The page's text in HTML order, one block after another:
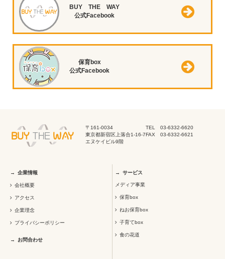
BUY THE WAY
公式Facebook
保育box
公式Facebook
〒161-0034
東京都新宿区上落合1-16-7
エヌケイビル9階
TEL 03-6332-6620
FAX 03-6332-6621
企業情報
会社概要
アクセス
企業理念
プライバシーポリシー
お問合わせ
サービス
メディア事業
保育box
ねお保育box
子育てbox
食の花道